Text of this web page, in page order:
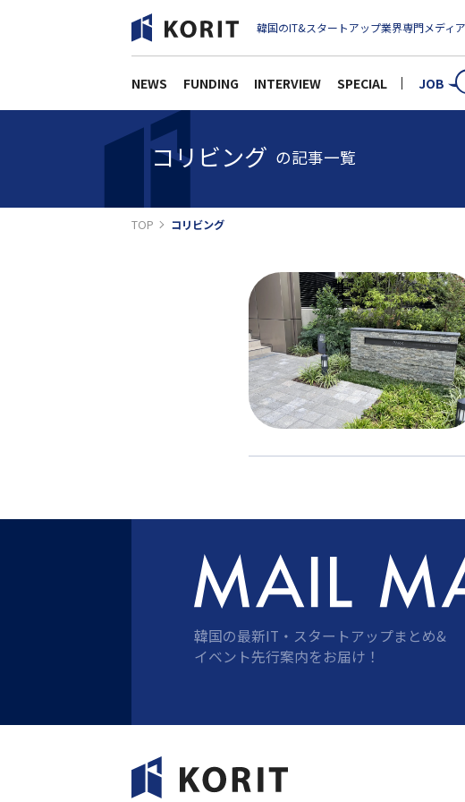
韓国のIT&スタートアップ業界専門メディア
NEWS FUNDING INTERVIEW SPECIAL JOB
コリビング の記事一覧
TOP コリビング
韓国の最新IT・スタートアップまとめ&
イベント先行案内をお届け！